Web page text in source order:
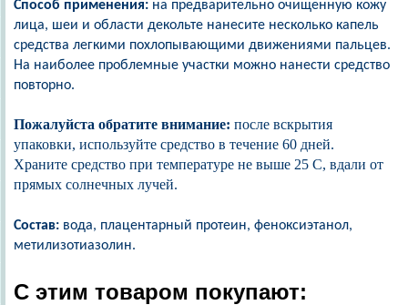
Способ применения: на предварительно очищенную кожу
лица, шеи и области декольте нанесите несколько капель
средства легкими похлопывающими движениями пальцев.
На наиболее проблемные участки можно нанести средство
повторно.
Пожалуйста обратите внимание: после вскрытия
упаковки, используйте средство в течение 60 дней.
Храните средство при температуре не выше 25 С, вдали от
прямых солнечных лучей.
Состав: вода, плацентарный протеин, феноксиэтанол,
метилизотиазолин.
С этим товаром покупают: